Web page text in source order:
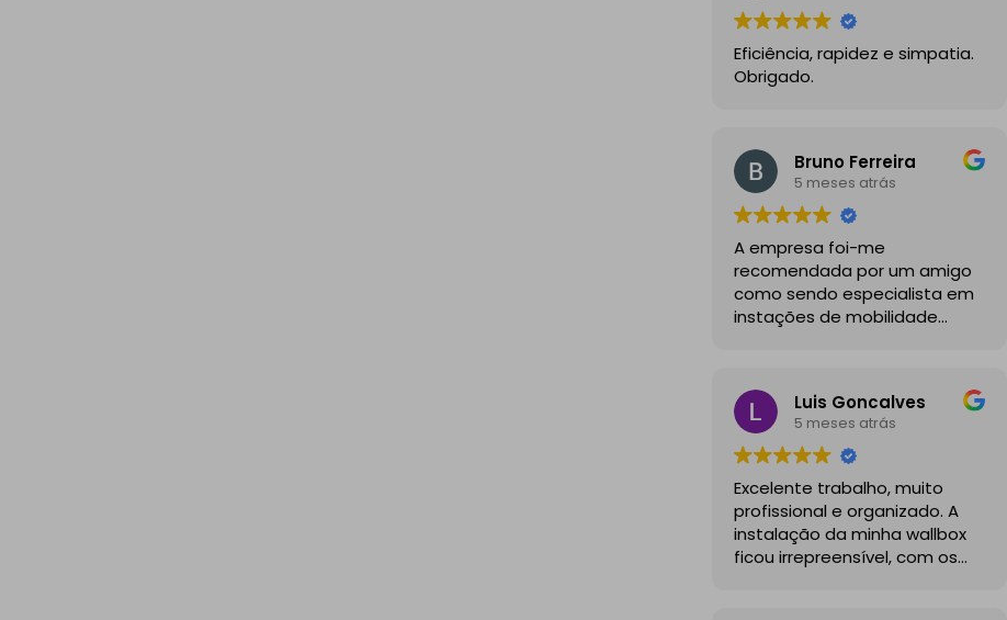
Eficiência, rapidez e simpatia.
Obrigado.
Bruno Ferreira
5 meses atrás
A empresa foi-me
recomendada por um amigo
como sendo especialista em
instações de mobilidade
profissionais, comunicativos e
disponiveis para todas as
minhas dúvidas.
A instalação de tomada
reforçada em garagem
partilhada correu na
perfeição e nos prazos
combinados, sendo que
Luis Goncalves
5 meses atrás
Excelente trabalho, muito
profissional e organizado. A
instalação da minha wallbox
ficou irrepreensível, com os